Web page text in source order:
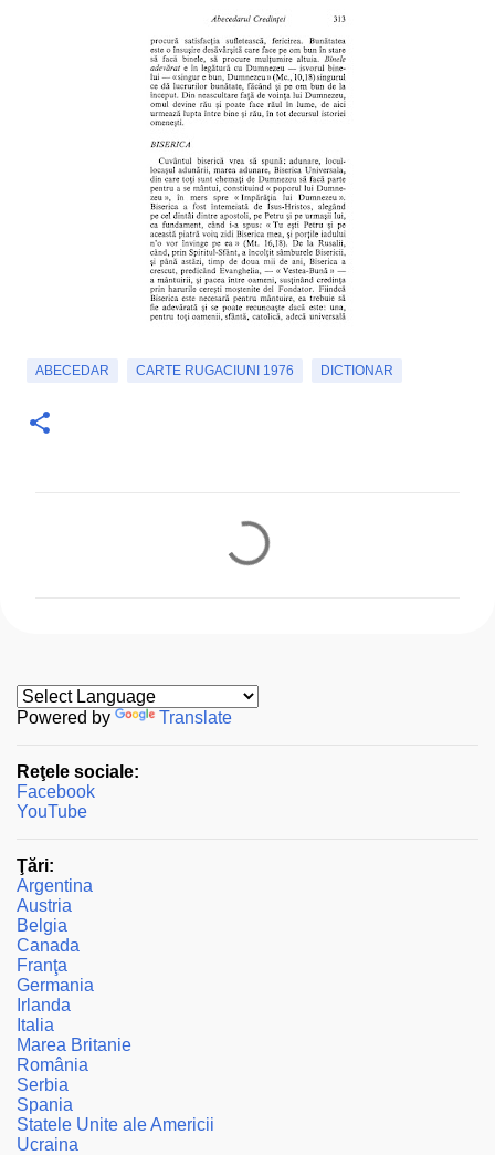
ABECEDAR CARTE RUGACIUNI 1976 DICTIONAR
t
a
i
i
Powered by Translate
Reţele sociale:
Facebook
YouTube
Ţări:
Argentina
Austria
Belgia
Canada
Franţa
Germania
Irlanda
Italia
Marea Britanie
România
Serbia
Spania
Statele Unite ale Americii
Ucraina